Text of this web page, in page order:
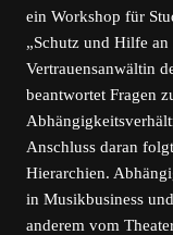
ein Workshop für
„Schutz und Hilfe
Vertrauensanwältin
beantwortet Fragen
Anschluss daran
Hierarchien.
in Musikbusiness
anderem vom